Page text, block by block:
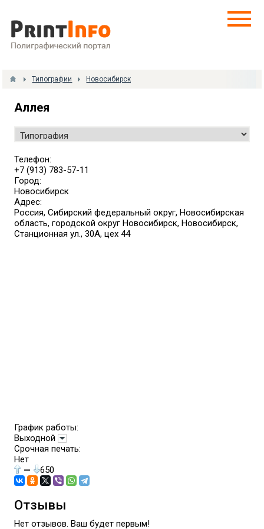
Типографии Новосибирск
Аллея
Телефон:
+7 (913) 783-57-11
Город:
Новосибирск
Адрес:
Россия, Сибирский федеральный округ, Новосибирская
область, городской округ Новосибирск, Новосибирск,
Станционная ул., 30А, цех 44
График работы:
Выходной
Срочная печать:
Нет
—
650
Отзывы
Нет отзывов. Ваш будет первым!